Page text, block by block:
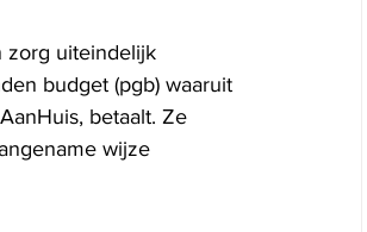
zorg uiteindelijk
budget (pgb) waaruit
betaalt. Ze
wijze